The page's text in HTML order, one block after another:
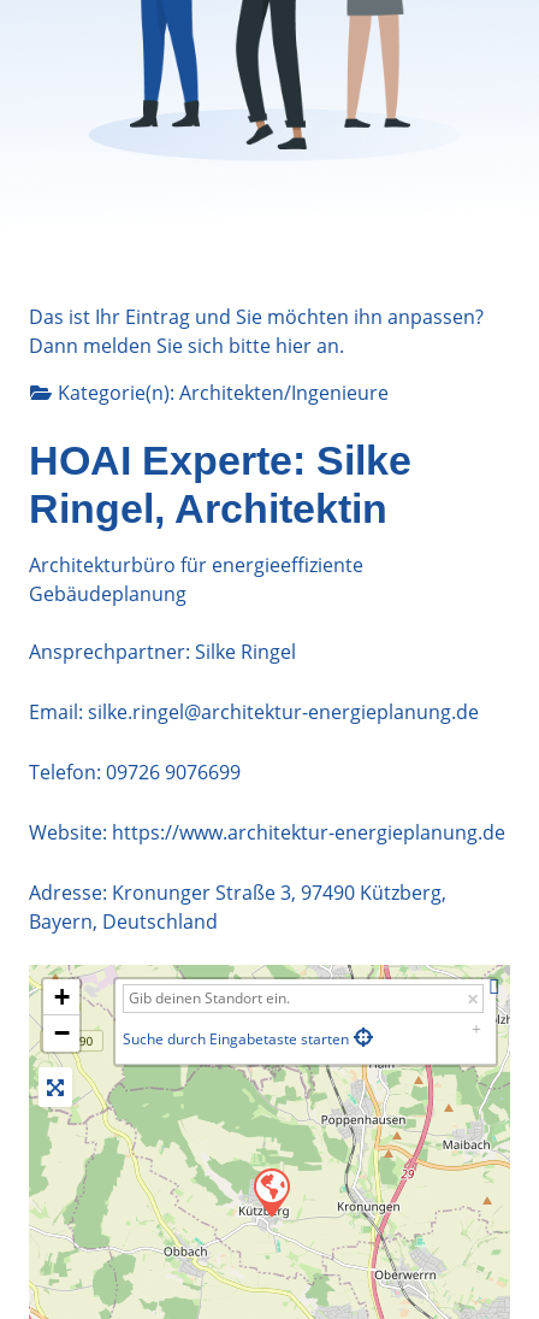
Das ist Ihr Eintrag und Sie möchten ihn anpassen?
Dann melden Sie sich bitte hieran.
Kategorie(n): Architekten/Ingenieure
HOAI Experte: Silke
Ringel, Architektin
Architekturbüro für energieeffiziente
Gebäudeplanung
Ansprechpartner: Silke Ringel
Email: silke.ringel@architektur-energieplanung.de
Telefon: 09726 9076699
Website: https://www.architektur-energieplanung.de
Adresse: Kronunger Straße 3, 97490 Kützberg,
Bayern, Deutschland
+
−
Suche durch Eingabetaste starten